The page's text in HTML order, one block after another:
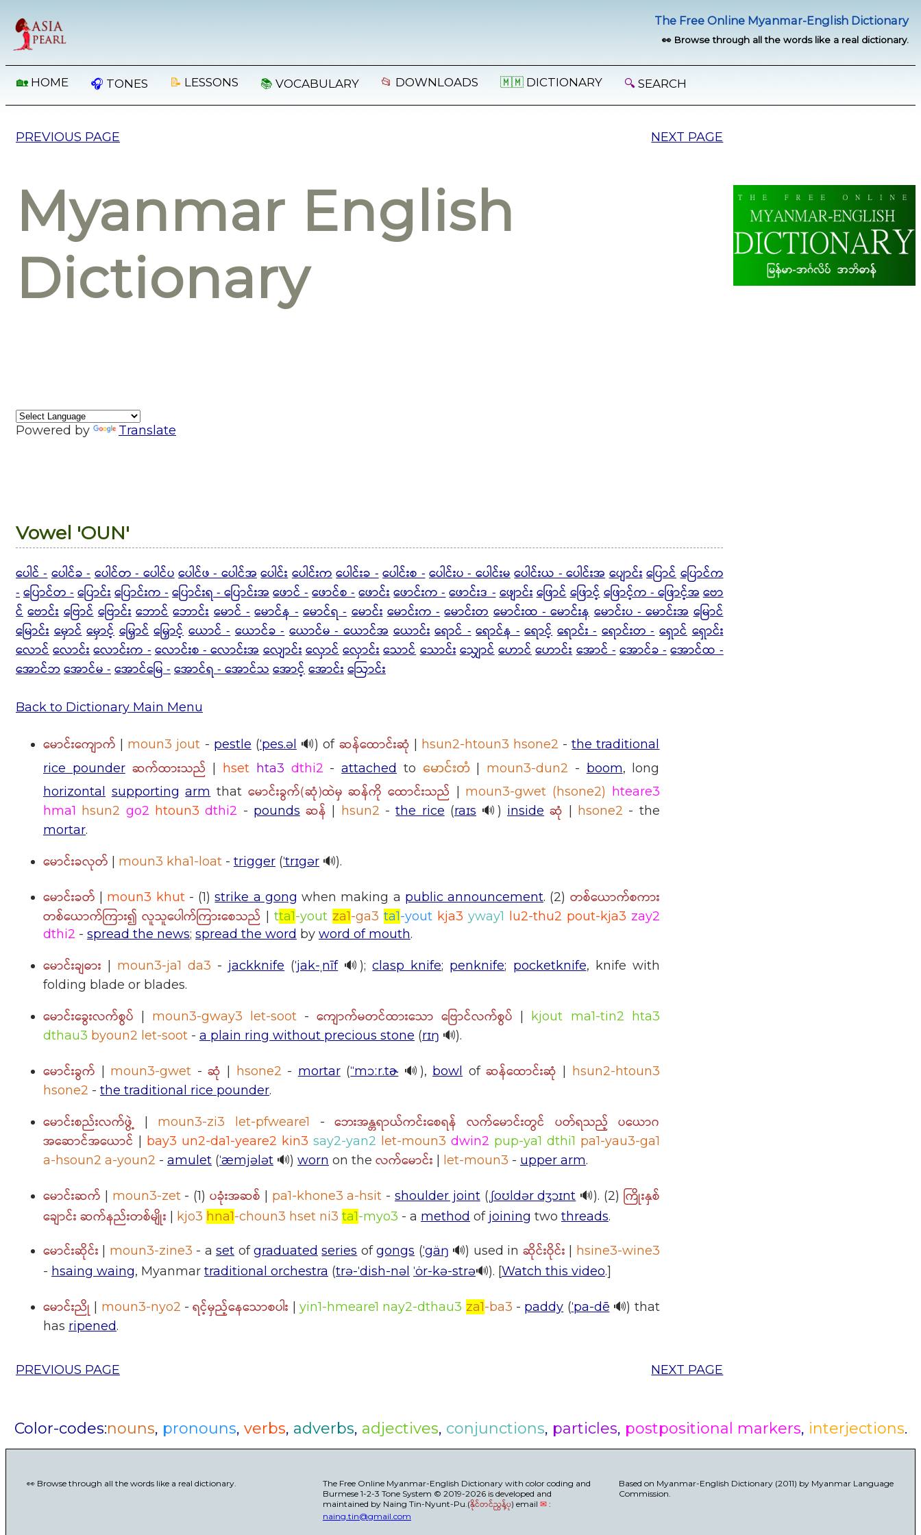
The Free Online Myanmar-English Dictionary
👀 Browse through all the words like a real dictionary.
🏡 HOME 🎧 TONES 📝 LESSONS 📚 VOCABULARY 📂 DOWNLOADS 🇲🇲 DICTIONARY 🔍 SEARCH
PREVIOUS PAGE NEXT PAGE
Myanmar English
Dictionary
Powered by Translate
Vowel 'OUN'
ပေါင် -ပေါင်ခ -ပေါင်တ - ပေါင်ပပေါင်ဖ - ပေါင်အပေါင်းပေါင်းကပေါင်းခ -ပေါင်းစ -ပေါင်းပ - ပေါင်းမပေါင်းယ - ပေါင်းအပျောင်းပြောင်ပြောင်က
-ပြောင်တ -ပြောင်းပြောင်းက -ပြောင်းရ - ပြောင်းအဖောင် -ဖောင်စ -ဖောင်းဖောင်းက -ဖောင်းဒ -ဖျောင်းဖြောင်ဖြောင့်ဖြောင့်က - ဖြောင့်အဗော
င် ဗောင်း ဗြောင် ဗြောင်း ဘောင် ဘောင်း မောင် - မောင်န - မောင်ရ - မောင်း မောင်းက - မောင်းတ မောင်းထ - မောင်းန မောင်းပ - မောင်းအ မြောင်
မြောင်း မှောင် မှောင့် မြှောင် မြှောင့် ယောင် - ယောင်ခ - ယောင်မ - ယောင်အ ယောင်း ရောင် - ရောင်န - ရောင့် ရောင်း - ရောင်းတ - ရှောင် ရှောင်း
လောင်လောင်းလောင်းက -လောင်းစ - လောင်းအလျောင်းလှောင်လှောင်းသောင်သောင်းသျှောင်ဟောင်ဟောင်းအောင် -အောင်ခ -အောင်ထ -
အောင်ဘအောင်မ -အောင်မြေ -အောင်ရ - အောင်သအောင့်အောင်းဩောင်း
Back to Dictionary Main Menu
မောင်းကျောက် | moun3 jout - pestle (ˈpes.əl 🔊) of ဆန်ထောင်းဆုံ | hsun2-htoun3 hsone2 -the traditional
rice pounder ဆက်ထားသည် | hset hta3 dthi2 -attached to မောင်းတံ| moun3-dun2 - boom, long
horizontal supporting arm that မောင်းခွက်(ဆုံ)ထဲမှ ဆန်ကို ထောင်းသည် | moun3-gwet (hsone2) hteare3
hma1 hsun2 go2 htoun3 dthi2 - pounds ဆန် | hsun2 -the rice (raɪs 🔊) inside ဆုံ | hsone2 - the
mortar.
မောင်းခလုတ် | moun3 kha1-loat - trigger (ˈtrɪgər 🔊).
မောင်းခတ် | moun3 khut- (1)strike a gong when making a public announcement. (2) တစ်ယောက်စကား
တစ်ယောက်ကြား၍ လူသူပေါက်ကြားစေသည် | tta1-yout za1-ga3 ta1-yout kja3 yway1 lu2-thu2 pout-kja3 zay2
dthi2 - spread the news; spread the word by word of mouth.
မောင်းချဓား | moun3-ja1 da3 - jackknife (ˈjak-ˌnīf🔊);clasp knife; penknife; pocketknife, knife with
folding blade or blades.
မောင်းခွေးလက်စွပ် | moun3-gway3 let-soot -ကျောက်မတင်ထားသော ဗြောင်လက်စွပ် | kjout ma1-tin2 hta3
dthau3 byoun2 let-soot - a plain ring without precious stone (rɪŋ 🔊).
မောင်းခွက် | moun3-gwet -ဆုံ | hsone2 - mortar(ˈˈmɔːr.tɚ 🔊), bowl ofဆန်ထောင်းဆုံ | hsun2-htoun3
hsone2 - the traditional rice pounder.
မောင်းစည်းလက်ဖွဲ့ | moun3-zi3 let-pfweare1 -ဘေးအန္တရာယ်ကင်းစေရန် လက်မောင်းတွင် ပတ်ရသည့် ပယောဂ
အဆောင်အယောင် | bay3 un2-da1-yeare2 kin3 say2-yan2 let-moun3 dwin2 pup-ya1 dthi1 pa1-yau3-ga1
a-hsoun2 a-youn2 - amulet (ˈæmjələt 🔊) worn on the လက်မောင်း | let-moun3 - upper arm.
မောင်းဆက် | moun3-zet- (1) ပခုံးအဆစ် | pa1-khone3 a-hsit - shoulder joint( ˌʃoʊldər dʒɔɪnt 🔊). (2) ကြိုးနှစ်
ချောင်း ဆက်နည်းတစ်မျိုး | kjo3 hna1-choun3 hset ni3 ta1-myo3 - a method of joining two threads.
မောင်းဆိုင်း | moun3-zine3 - aset ofgraduated series ofgongs (ˈgäŋ 🔊) used in ဆိုင်းဝိုင်း | hsine3-wine3
- hsaing waing, Myanmar traditional orchestra (trə-ˈdish-nəl ˈȯr-kə-strə🔊). [Watch this video.]
မောင်းညို | moun3-nyo2 -ရင့်မှည့်နေသောစပါး | yin1-hmeare1 nay2-dthau3 za1-ba3 - paddy (ˈpa-dē 🔊) that
has ripened.
PREVIOUS PAGE NEXT PAGE
Color-codes:nouns, pronouns, verbs, adverbs, adjectives, conjunctions, particles, postpositional markers, interjections.
👀 Browse through all the words like a real dictionary.
The Free Online Myanmar-English Dictionary with color coding and
Burmese 1-2-3 Tone System © 2019-2026 is developed and
maintained by Naing Tin-Nyunt-Pu.(နိုင်တင်ညွန့်ပု) email ✉:
naing.tin@gmail.com
Based on Myanmar-English Dictionary (2011) by Myanmar Language
Commission.